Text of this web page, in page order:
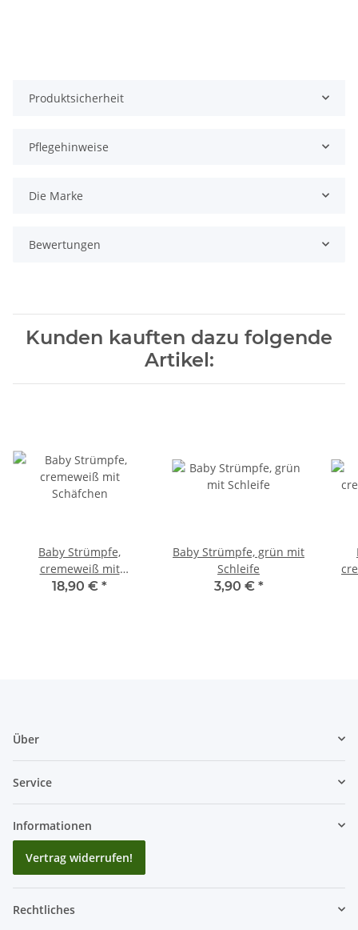
Produktsicherheit
Pflegehinweise
Die Marke
Bewertungen
Kunden kauften dazu folgende
Artikel:
Baby Strümpfe,
cremeweiß mit
Schäfchen
18,90 € *
Baby Strümpfe, grün mit
Schleife
3,90 € *
Über
Service
Informationen
Vertrag widerrufen!
Rechtliches